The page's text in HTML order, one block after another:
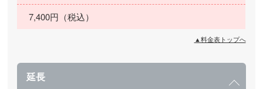
7,400円（税込）
▲料金表トップへ
延長